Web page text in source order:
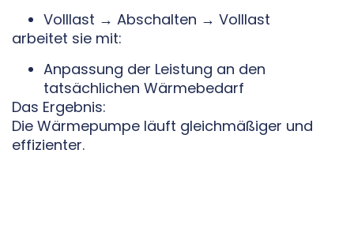
Volllast → Abschalten → Volllast
arbeitet sie mit:
Anpassung der Leistung an den
tatsächlichen Wärmebedarf
Das Ergebnis:
Die Wärmepumpe läuft gleichmäßiger und
effizienter.